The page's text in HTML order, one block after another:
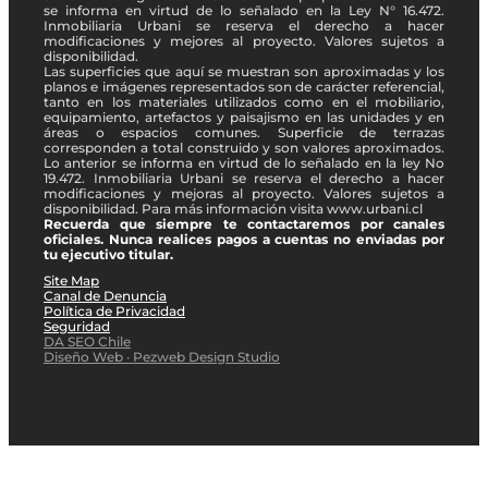
se informa en virtud de lo señalado en la Ley N° 16.472.
Inmobiliaria Urbani se reserva el derecho a hacer
modificaciones y mejores al proyecto. Valores sujetos a
disponibilidad.
Las superficies que aquí se muestran son aproximadas y los
planos e imágenes representados son de carácter referencial,
tanto en los materiales utilizados como en el mobiliario,
equipamiento, artefactos y paisajismo en las unidades y en
áreas o espacios comunes. Superficie de terrazas
corresponden a total construido y son valores aproximados.
Lo anterior se informa en virtud de lo señalado en la ley No
19.472. Inmobiliaria Urbani se reserva el derecho a hacer
modificaciones y mejoras al proyecto. Valores sujetos a
disponibilidad. Para más información visita www.urbani.cl
Recuerda que siempre te contactaremos por canales
oficiales. Nunca realices pagos a cuentas no enviadas por
tu ejecutivo titular.
Site Map
Canal de Denuncia
Política de Privacidad
Seguridad
DA SEO Chile
Diseño Web · Pezweb Design Studio